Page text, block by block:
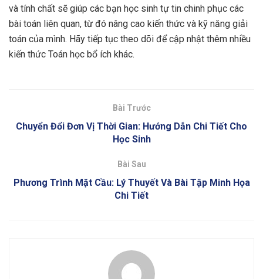
và tính chất sẽ giúp các bạn học sinh tự tin chinh phục các
bài toán liên quan, từ đó nâng cao kiến thức và kỹ năng giải
toán của mình. Hãy tiếp tục theo dõi để cập nhật thêm nhiều
kiến thức Toán học bổ ích khác.
Bài Trước
Chuyển Đổi Đơn Vị Thời Gian: Hướng Dẫn Chi Tiết Cho
Học Sinh
Bài Sau
Phương Trình Mặt Cầu: Lý Thuyết Và Bài Tập Minh Họa
Chi Tiết